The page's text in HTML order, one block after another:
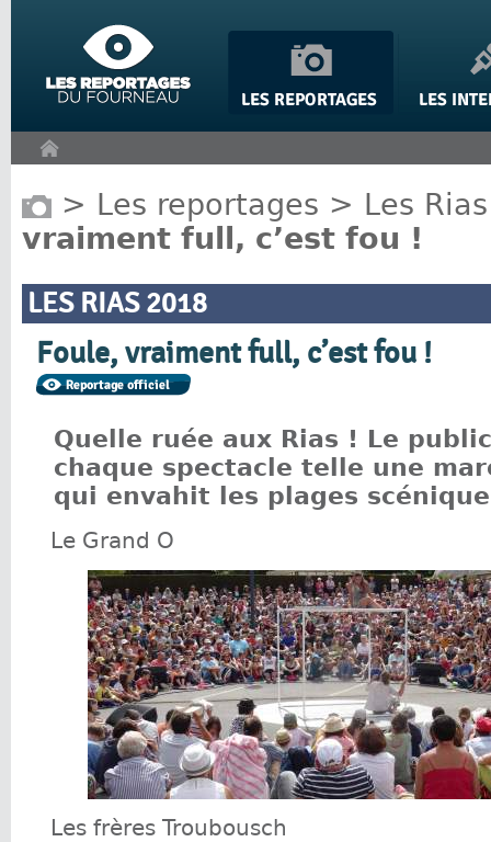
> Les reportages > Les Rias
vraiment full, c’est fou !
LES RIAS 2018
Foule, vraiment full, c’est fou !
Quelle ruée aux Rias ! Le
chaque spectacle telle une
qui envahit les plages
Le Grand O
Les frères Troubousch